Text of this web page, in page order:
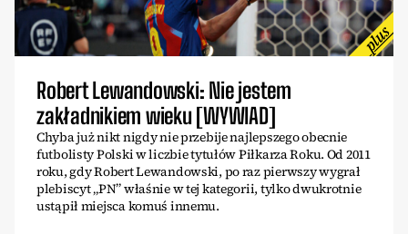
Robert Lewandowski: Nie jestem
zakładnikiem wieku [WYWIAD]
Chyba już nikt nigdy nie przebije najlepszego obecnie
futbolisty Polski w liczbie tytułów Piłkarza Roku. Od 2011
roku, gdy Robert Lewandowski, po raz pierwszy wygrał
plebiscyt „PN” właśnie w tej kategorii, tylko dwukrotnie
ustąpił miejsca komuś innemu.